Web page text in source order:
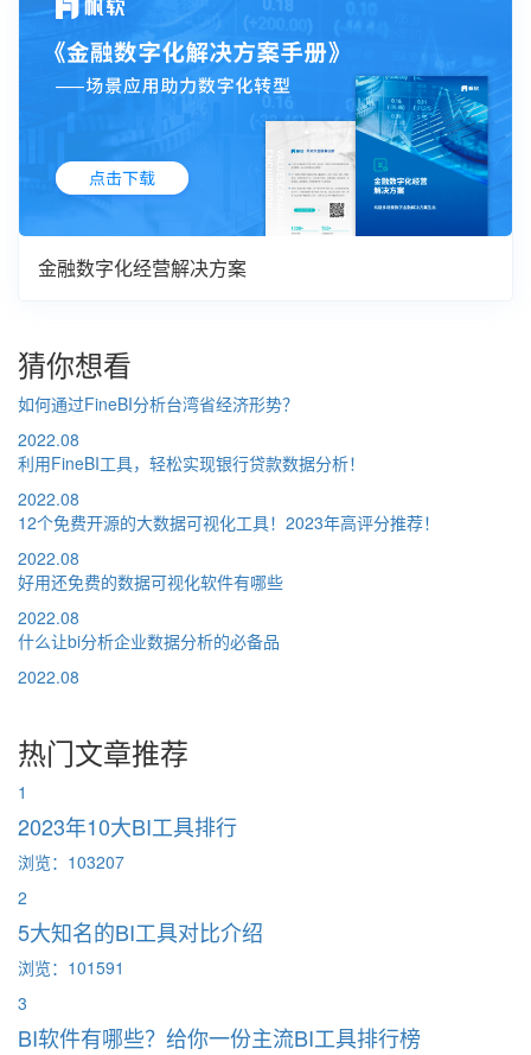
金融数字化经营解决方案
猜你想看
如何通过FineBI分析台湾省经济形势？
2022.08
利用FineBI工具，轻松实现银行贷款数据分析！
2022.08
12个免费开源的大数据可视化工具！2023年高评分推荐！
2022.08
好用还免费的数据可视化软件有哪些
2022.08
什么让bi分析企业数据分析的必备品
2022.08
热门文章推荐
1
2023年10大BI工具排行
浏览：103207
2
5大知名的BI工具对比介绍
浏览：101591
3
BI软件有哪些？给你一份主流BI工具排行榜